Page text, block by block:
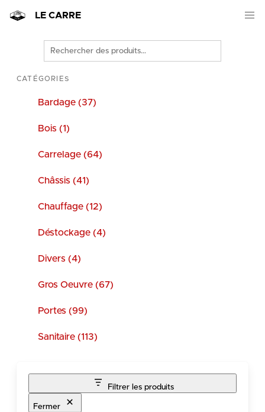
LE CARRE
Rechercher
des
produits
CATÉGORIES
Bardage (37)
Bois (1)
Carrelage (64)
Châssis (41)
Chauffage (12)
Déstockage (4)
Divers (4)
Gros Oeuvre (67)
Portes (99)
Sanitaire (113)
Filtrer les produits
Fermer